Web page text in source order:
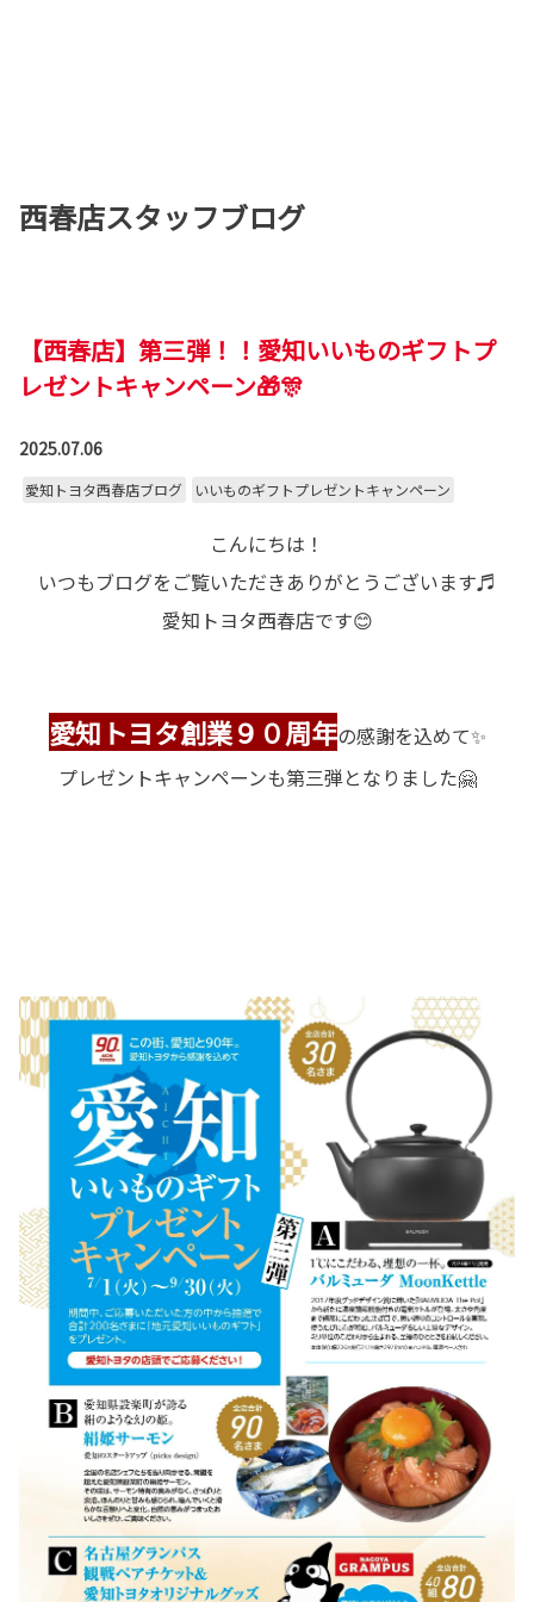
西春店スタッフブログ
【西春店】第三弾！！愛知いいものギフトプ
レゼントキャンペーン🎁🎊
2025.07.06
愛知トヨタ西春店ブログ いいものギフトプレゼントキャンペーン
こんにちは！
いつもブログをご覧いただきありがとうございます♬
愛知トヨタ西春店です😊
愛知トヨタ創業９０周年の感謝を込めて✨
プレゼントキャンペーンも第三弾となりました🤗